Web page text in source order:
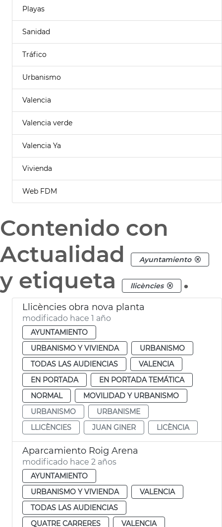
Playas
Sanidad
Tráfico
Urbanismo
Valencia
Valencia verde
Valencia Ya
Vivienda
Web FDM
Contenido con
Actualidad
Ayuntamiento
y etiqueta llicències .
Llicències obra nova planta
modificado hace 1 año
AYUNTAMIENTO
URBANISMO Y VIVIENDA
URBANISMO
TODAS LAS AUDIENCIAS
VALENCIA
EN PORTADA
EN PORTADA TEMÁTICA
NORMAL
MOVILIDAD Y URBANISMO
URBANISMO
URBANISME
LLICÈNCIES
JUAN GINER LICÈNCIA
Aparcamiento Roig Arena
modificado hace 2 años
AYUNTAMIENTO
URBANISMO Y VIVIENDA
VALENCIA
TODAS LAS AUDIENCIAS
QUATRE CARRERES
VALENCIA